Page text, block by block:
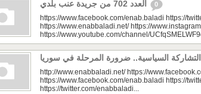
0
https://www.facebook.com/enab.baladi https://
https://www.enabbaladi.net/ https://
https://www.youtube.com/channel/
http://www.enabbaladi.net/ https://
https://www.facebook.com/enab.baladi https://
https://twitter.com/enabbaladi...